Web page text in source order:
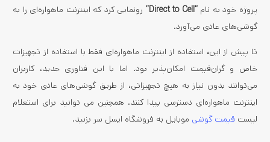
پروژه خود به نام“Direct to Cell”
رونمایی کرد که اینترنت ماهواره‌ای را به
گوشی‌های عادی می‌آورد.
تا پیش از این، استفاده از اینترنت ماهواره‌ای فقط با استفاده از تجهیزات
خاص و گران‌قیمت امکان‌پذیر بود. اما با این فناوری جدید، کاربران
می‌توانند بدون نیاز به هیچ تجهیزاتی، از طریق گوشی‌های عادی خود به
اینترنت ماهواره‌ای دسترسی پیدا کنند. همچنین می توانید برای استعلام
لیست قیمت گوشی موبایل به فروشگاه ایسل سر بزنید.